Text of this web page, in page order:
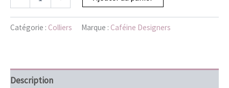
Catégorie : Colliers Marque : Caféine Designers
Description